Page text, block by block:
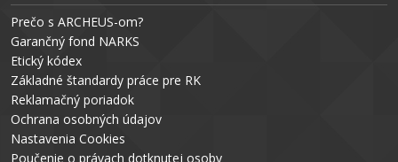
Prečo s ARCHEUS-om?
Garančný fond NARKS
Etický kódex
Základné štandardy práce pre RK
Reklamačný poriadok
Ochrana osobných údajov
Nastavenia Cookies
Poučenie o právach dotknutej osoby